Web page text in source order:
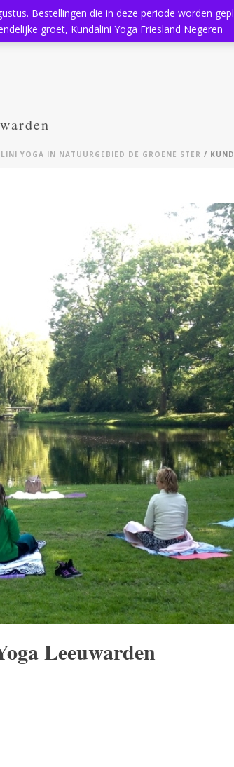
Kundalini Yoga Massage Rooster
YOGA IN NATUURGEBIED DE GROENE STER /
Leeuwarden
Bestellingen die in deze periode worden
groet, Kundalini Yoga Friesland Negeren